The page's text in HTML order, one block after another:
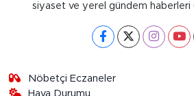
siyaset ve yerel gündem haberleri
Nöbetçi Eczaneler
Hava Durumu